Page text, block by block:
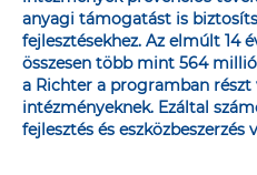
anyagi támogatást is
fejlesztésekhez. Az elmúlt 14
összesen több mint 564
a Richter a programban részt
intézményeknek. Ezáltal
fejlesztés és